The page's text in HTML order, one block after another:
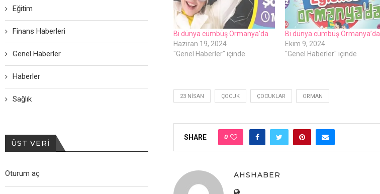
Bi dünya cümbüş Ormanya’da
Haziran 19, 2024
"Genel Haberler" içinde
Bi dünya cümbüş Ormanya’da
Ekim 9, 2024
"Genel Haberler" içinde
23 NISAN ÇOCUK ÇOCUKLAR ORMAN
SHARE 0
AHSHABER
Eğitim
Finans Haberleri
Genel Haberler
Haberler
Sağlık
ÜST VERI
Oturum aç